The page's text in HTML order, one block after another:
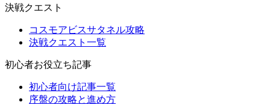
決戦クエスト
コスモアビスサタネル攻略
決戦クエスト一覧
初心者お役立ち記事
初心者向け記事一覧
序盤の攻略と進め方